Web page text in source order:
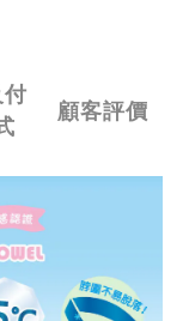
顧客評價